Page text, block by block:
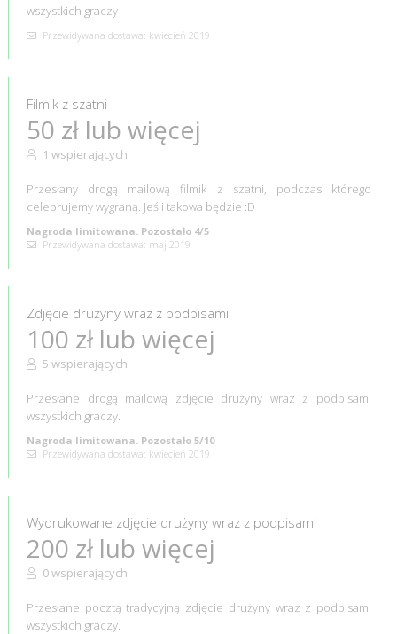
wszystkich graczy
Przewidywana dostawa: kwiecień 2019
Filmik z szatni
50 zł lub więcej
1 wspierających
Przesłany drogą mailową filmik z szatni, podczas którego
celebrujemy wygraną. Jeśli takowa będzie :D
Nagroda limitowana. Pozostało 4/5
Przewidywana dostawa: maj 2019
Zdjęcie drużyny wraz z podpisami
100 zł lub więcej
5 wspierających
Przesłane drogą mailową zdjęcie drużyny wraz z podpisami
wszystkich graczy.
Nagroda limitowana. Pozostało 5/10
Przewidywana dostawa: kwiecień 2019
Wydrukowane zdjęcie drużyny wraz z podpisami
200 zł lub więcej
0 wspierających
Przesłane pocztą tradycyjną zdjęcie drużyny wraz z podpisami
wszystkich graczy.